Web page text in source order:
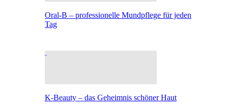
Oral-B – professionelle Mundpflege für jeden
Tag
K-Beauty – das Geheimnis schöner Haut